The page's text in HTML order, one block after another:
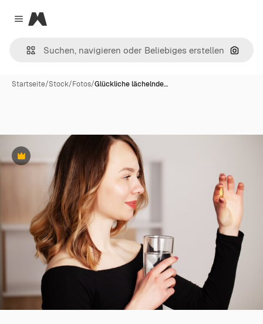
Close menu
Magnific
Nach
Startseite/Stock/Fotos/Glückliche lächelnde…
Premium